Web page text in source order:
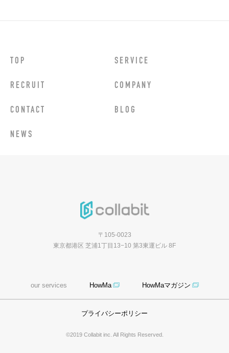
TOP SERVICE
RECRUIT COMPANY
CONTACT BLOG
NEWS
〒105-0023
東京都港区 芝浦1丁目13−10 第3東運ビル 8F
our services HowMa HowMaマガジン
プライバシーポリシー
©2019 Collabit inc. All Rights Reserved.